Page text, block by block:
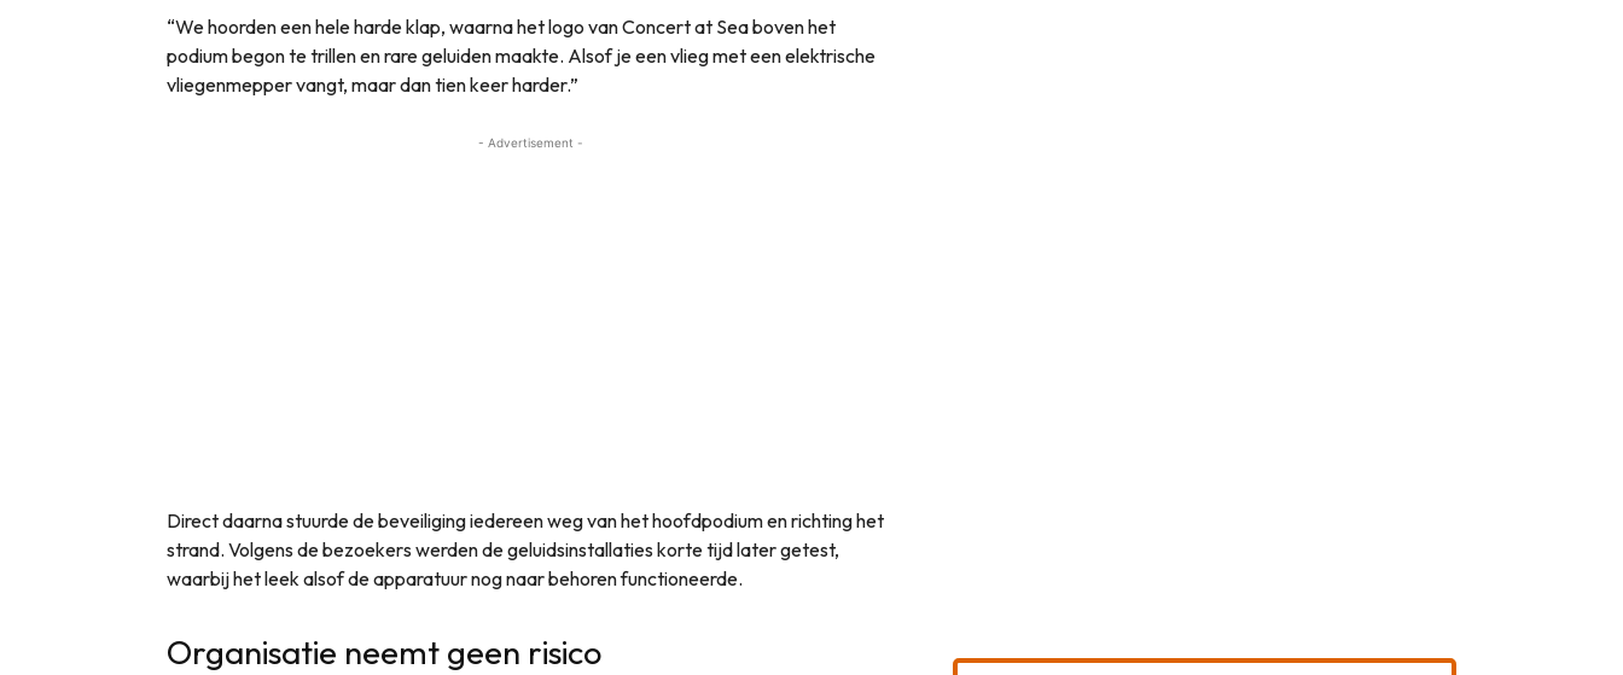
“We hoorden een hele harde klap, waarna het logo van Concert at Sea boven het
podium begon te trillen en rare geluiden maakte. Alsof je een vlieg met een elektrische
vliegenmepper vangt, maar dan tien keer harder.”
- Advertisement -
Direct daarna stuurde de beveiliging iedereen weg van het hoofdpodium en richting het
strand. Volgens de bezoekers werden de geluidsinstallaties korte tijd later getest,
waarbij het leek alsof de apparatuur nog naar behoren functioneerde.
Organisatie neemt geen risico